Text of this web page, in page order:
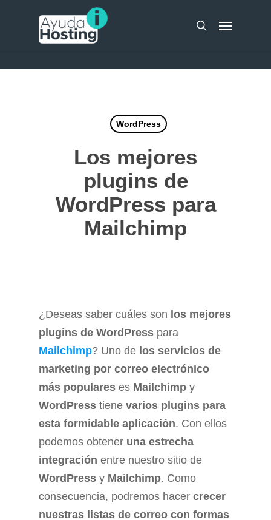
search
Menu
WordPress
Los mejores
plugins de
WordPress para
Mailchimp
¿Deseas saber cuáles son los mejores
plugins de WordPress para
Mailchimp? Uno de los servicios de
marketing por correo electrónico
más populares es Mailchimp y
WordPress tiene varios plugins para
esta formidable aplicación. Con ellos
podemos obtener una estrecha
integración entre nuestro sitio de
WordPress y Mailchimp. Como
consecuencia, podremos hacer crecer
nuestras listas de correo con formas